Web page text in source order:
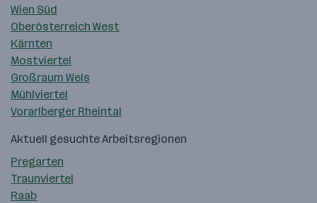
Wien Süd
Oberösterreich West
Kärnten
Mostviertel
Großraum Wels
Mühlviertel
Vorarlberger Rheintal
Aktuell gesuchte Arbeitsregionen
Pregarten
Traunviertel
Raab